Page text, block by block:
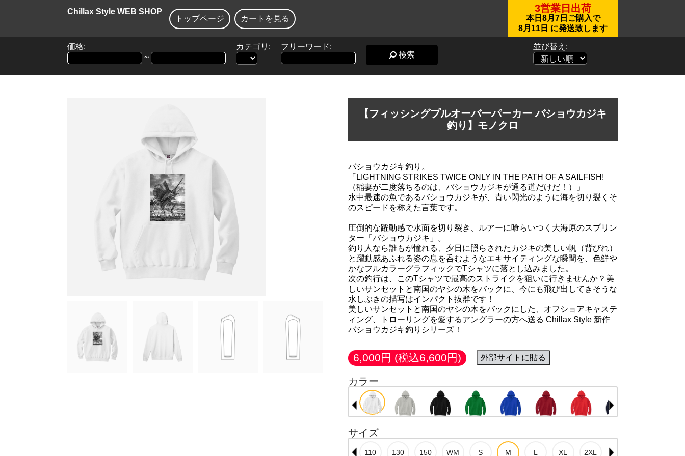
Chillax Style WEB SHOP
トップページ
カートを見る
3営業日出荷
本日 8月7日 ご購入で
8月11日 に発送致します
価格:
~
カテゴリ:
フリーワード:
検索
並び替え:
【フィッシングプルオーバーパーカー バショウカジキ
釣り】モノクロ
バショウカジキ釣り。
「LIGHTNING STRIKES TWICE ONLY IN THE PATH OF A SAILFISH!
（稲妻が二度落ちるのは、バショウカジキが通る道だけだ！）」
水中最速の魚であるバショウカジキが、青い閃光のように海を切り裂くそ
のスピードを称えた言葉です。
圧倒的な躍動感で水面を切り裂き、ルアーに喰らいつく大海原のスプリン
ター「バショウカジキ」。
釣り人なら誰もが憧れる、夕日に照らされたカジキの美しい帆（背びれ）
と躍動感あふれる姿の息を呑むようなエキサイティングな瞬間を、色鮮や
かなフルカラーグラフィックでTシャツに落とし込みました。
次の釣行は、このTシャツで最高のストライクを狙いに行きませんか？美
しいサンセットと南国のヤシの木をバックに、今にも飛び出してきそうな
水しぶきの描写はインパクト抜群です！
美しいサンセットと南国のヤシの木をバックにした、オフショアキャステ
ィング、トローリングを愛するアングラーの方へ送る Chillax Style 新作
バショウカジキ釣りシリーズ！
6,000円 (税込6,600円) 外部サイトに貼る
カラー
サイズ